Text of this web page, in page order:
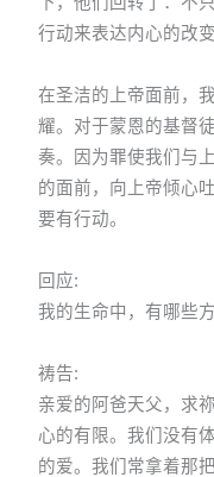
行动来表达内心的改变
在圣洁的上帝面前，
耀。对于蒙恩的基督
奏。因为罪使我们与
的面前，向上帝倾心
要有行动。
回应:
我的生命中，有哪些
祷告:
亲爱的阿爸天父，求
心的有限。我们没有
的爱。我们常拿着那